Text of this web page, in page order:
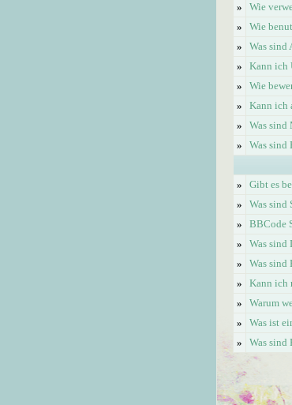
»
Wie
»
Wie
»
Was sind
»
Kann ich
»
Wie
»
Kann ich
»
Was sind
»
Was sind
»
Gibt es
»
Was sind
»
BBCode
»
Was sind
»
Was sind
»
Kann ich
»
Warum
»
Was ist
»
Was sind